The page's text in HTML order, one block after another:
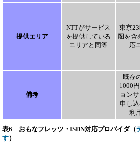
提供エリア
NTTがサービス
を提供している
エリアと同等
東京
圏を含
応
備考
既存
1000
ョン
申し
利
表6 おもなフレッツ・ISDN対応プロバイダ（
す）